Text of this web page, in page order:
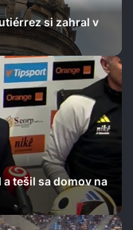
si zahral v
tešil sa domov na